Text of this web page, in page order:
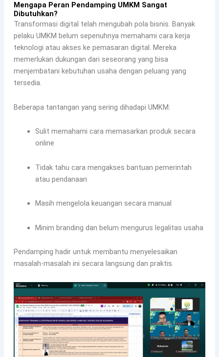
Mengapa Peran Pendamping UMKM Sangat
Dibutuhkan?
Transformasi digital telah mengubah pola bisnis. Banyak
pelaku UMKM belum sepenuhnya memahami cara kerja
teknologi atau akses ke pemasaran digital. Mereka
memerlukan dukungan dari seseorang yang bisa
menjembatani kebutuhan usaha dengan peluang yang
tersedia.
Beberapa tantangan yang sering dihadapi UMKM:
Sulit memahami cara memasarkan produk secara
online
Tidak tahu cara mengakses bantuan pemerintah
atau pendanaan
Masih mengelola keuangan secara manual
Minim branding dan belum mengurus legalitas usaha
Pendamping hadir untuk membantu menyelesaikan
masalah-masalah ini secara langsung dan praktis.